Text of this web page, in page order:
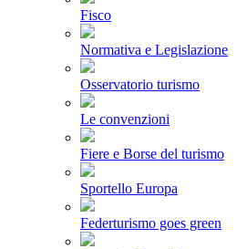
Fisco
Normativa e Legislazione
Osservatorio turismo
Le convenzioni
Fiere e Borse del turismo
Sportello Europa
Federturismo goes green